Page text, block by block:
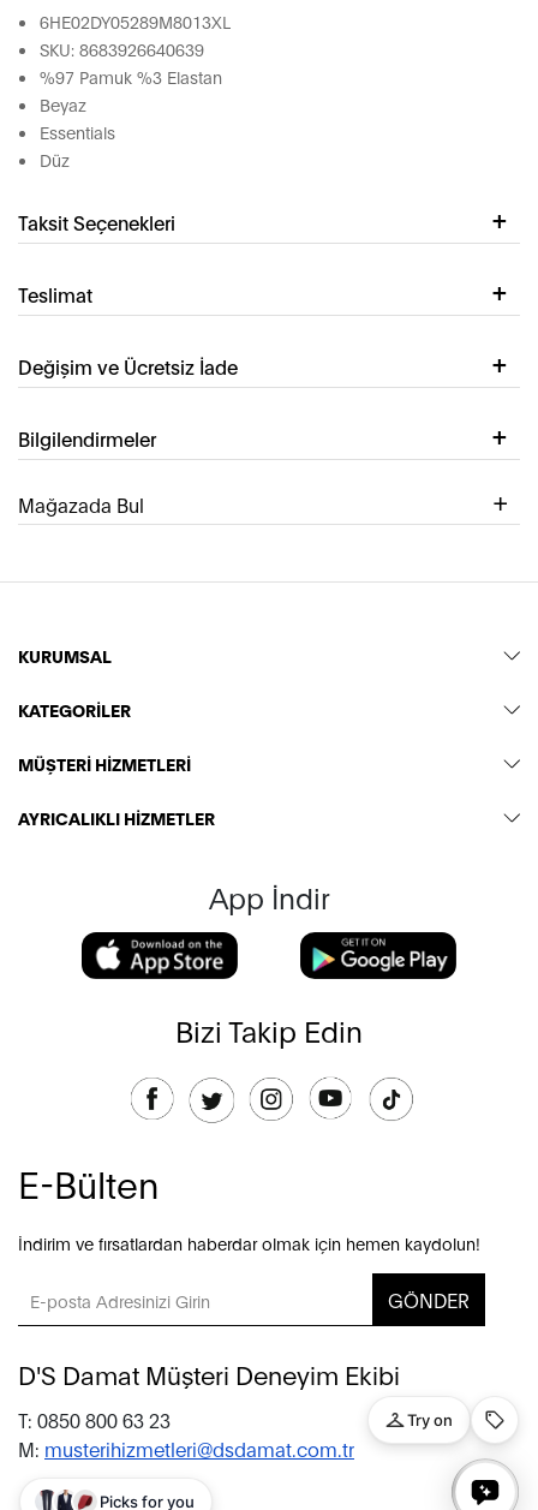
6HE02DY05289M8013XL
SKU: 8683926640639
%97 Pamuk %3 Elastan
Beyaz
Essentials
Düz
Taksit Seçenekleri
Teslimat
Değişim ve Ücretsiz İade
Bilgilendirmeler
Mağazada Bul
KURUMSAL
KATEGORİLER
MÜŞTERİ HİZMETLERİ
AYRICALIKLI HİZMETLER
App İndir
Bizi Takip Edin
E-Bülten
İndirim ve fırsatlardan haberdar olmak için hemen kaydolun!
GÖNDER
D'S Damat Müşteri Deneyim Ekibi
T: 0850 800 63 23
M: musterihizmetleri@dsdamat.com.tr